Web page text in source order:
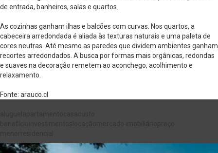
de entrada, banheiros, salas e quartos.
As cozinhas ganham ilhas e balcões com curvas. Nos quartos, a
cabeceira arredondada é aliada às texturas naturais e uma paleta de
cores neutras. Até mesmo as paredes que dividem ambientes ganham
recortes arredondados. A busca por formas mais orgânicas, redondas
e suaves na decoração remetem ao aconchego, acolhimento e
relaxamento.
Fonte: arauco.cl